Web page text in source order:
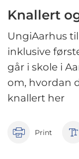
Knallert
UngiAarhus
inklusive
går i skole i
om, hvordan
knallert her
Print